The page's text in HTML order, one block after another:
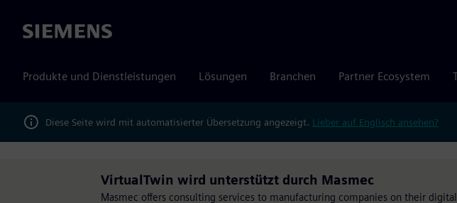
Siemens
Produkte und Dienstleistungen Lösungen Branchen Partner Ecosystem
Diese Seite wird mit automatisierter Übersetzung angezeigt. Lieber auf Englisch ansehen?
VirtualTwin wird unterstützt durch Masmec
Masmec offers consulting services to manufacturing companies on their